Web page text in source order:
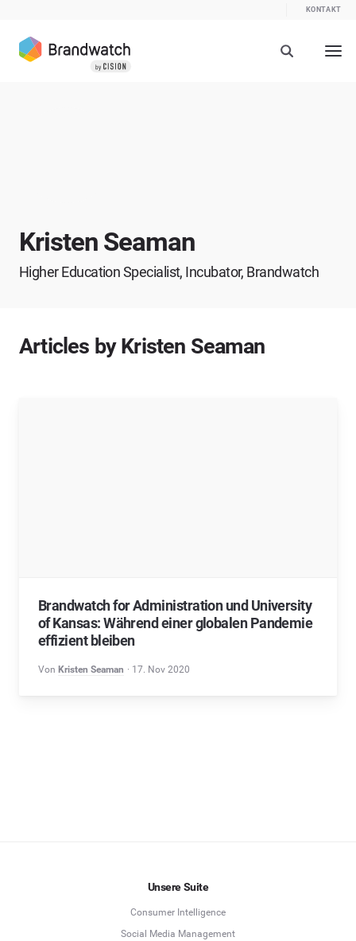
KONTAKT
Kristen Seaman
Higher Education Specialist, Incubator, Brandwatch
Articles by Kristen Seaman
Brandwatch for Administration und University
of Kansas: Während einer globalen Pandemie
effizient bleiben
Von Kristen Seaman 17. Nov 2020
Unsere Suite
Consumer Intelligence
Social Media Management